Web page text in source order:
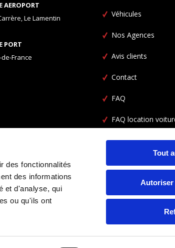
des fonctionnalités
des informations
et d'analyse, qui
ou qu'ils ont
Tout
Autoriser
AEROPORT
Le Lamentin
PORT
France
Véhicules
Nos Agences
Avis clients
Contact
FAQ
FAQ location
CGV